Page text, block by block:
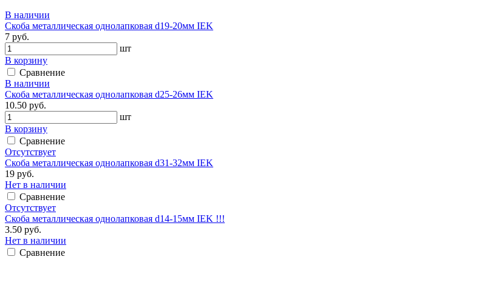
В наличии
Скоба металлическая однолапковая d19-20мм IEK
7 руб.
шт
В корзину
Сравнение
В наличии
Скоба металлическая однолапковая d25-26мм IEK
10.50 руб.
шт
В корзину
Сравнение
Отсутствует
Скоба металлическая однолапковая d31-32мм IEK
19 руб.
Нет в наличии
Сравнение
Отсутствует
Скоба металлическая однолапковая d14-15мм IEK !!!
3.50 руб.
Нет в наличии
Сравнение